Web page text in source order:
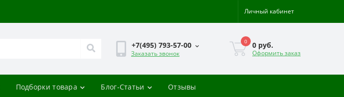
Личный кабинет
+7(495) 793-57-00
Заказать звонок
0 0 руб.
Оформить заказ
Подборки товара Блог-Статьи Отзывы